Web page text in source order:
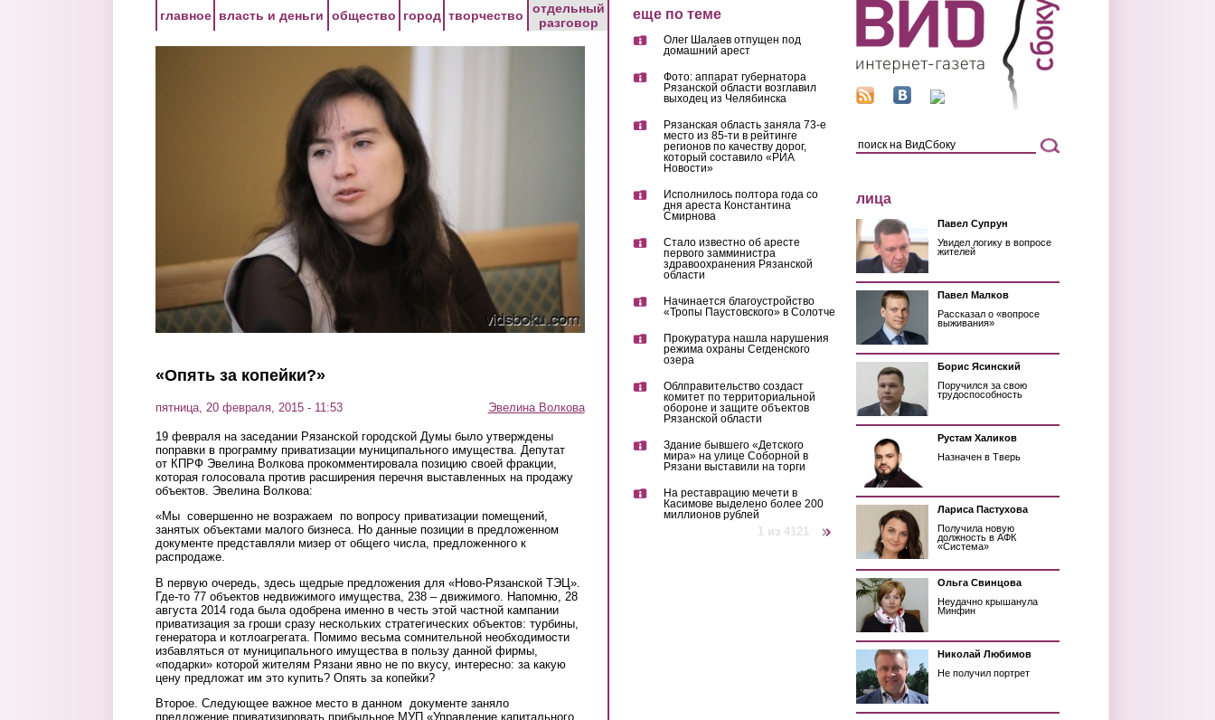
главное власть и деньги общество город творчество
отдельный
разговор
«Опять за копейки?»
пятница, 20 февраля, 2015 - 11:53 Эвелина Волкова
19 февраля на заседании Рязанской городской Думы было утверждены
поправки в программу приватизации муниципального имущества. Депутат
от КПРФ Эвелина Волкова прокомментировала позицию своей фракции,
которая голосовала против расширения перечня выставленных на продажу
объектов. Эвелина Волкова:
«Мы совершенно не возражаем по вопросу приватизации помещений,
занятых объектами малого бизнеса. Но данные позиции в предложенном
документе представляли мизер от общего числа, предложенного к
распродаже.
В первую очередь, здесь щедрые предложения для «Ново-Рязанской ТЭЦ».
Где-то 77 объектов недвижимого имущества, 238 – движимого. Напомню, 28
августа 2014 года была одобрена именно в честь этой частной кампании
приватизация за гроши сразу нескольких стратегических объектов: турбины,
генератора и котлоагрегата. Помимо весьма сомнительной необходимости
избавляться от муниципального имущества в пользу данной фирмы,
«подарки» которой жителям Рязани явно не по вкусу, интересно: за какую
цену предложат им это купить? Опять за копейки?
Второе. Следующее важное место в данном документе заняло
предложение приватизировать прибыльное МУП «Управление капитального
еще по теме
Олег Шалаев отпущен под
домашний арест
Фото: аппарат губернатора
Рязанской области возглавил
выходец из Челябинска
Рязанская область заняла 73-е
место из 85-ти в рейтинге
регионов по качеству дорог,
который составило «РИА
Новости»
Исполнилось полтора года со
дня ареста Константина
Смирнова
Стало известно об аресте
первого замминистра
здравоохранения Рязанской
области
Начинается благоустройство
«Тропы Паустовского» в Солотче
Прокуратура нашла нарушения
режима охраны Сегденского
озера
Облправительство создаст
комитет по территориальной
обороне и защите объектов
Рязанской области
Здание бывшего «Детского
мира» на улице Соборной в
Рязани выставили на торги
На реставрацию мечети в
Касимове выделено более 200
миллионов рублей
1 из 4121
лица
Павел Супрун
Увидел логику в вопросе
жителей
Павел Малков
Рассказал о «вопросе
выживания»
Борис Ясинский
Поручился за свою
трудоспособность
Рустам Халиков
Назначен в Тверь
Лариса Пастухова
Получила новую
должность в АФК
«Система»
Ольга Свинцова
Неудачно крышанула
Минфин
Николай Любимов
Не получил портрет